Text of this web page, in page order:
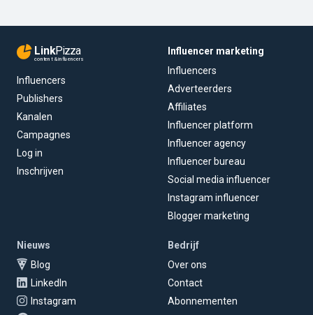
LinkPizza
content & influencers
Influencers
Publishers
Kanalen
Campagnes
Log in
Inschrijven
Influencer marketing
Influencers
Adverteerders
Affiliates
Influencer platform
Influencer agency
Influencer bureau
Social media influencer
Instagram influencer
Blogger marketing
Nieuws
Blog
LinkedIn
Instagram
Bedrijf
Over ons
Contact
Abonnementen